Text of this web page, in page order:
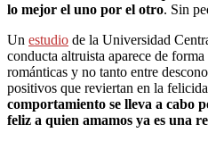
lo mejor el uno por el otro. Sin
Un estudio de la Universidad
conducta altruista aparece de
románticas y no tanto entre
positivos que reviertan en la
comportamiento se lleva a cabo
feliz a quien amamos ya es una